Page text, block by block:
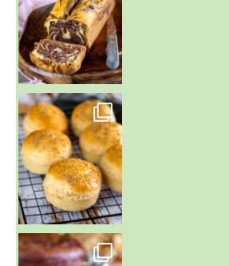
~ BUNS MAISON ~
Un peu de boulange par ici au
~ GÂTEAU FONDANT CHOCO NOISETTE ~
C'est lundi